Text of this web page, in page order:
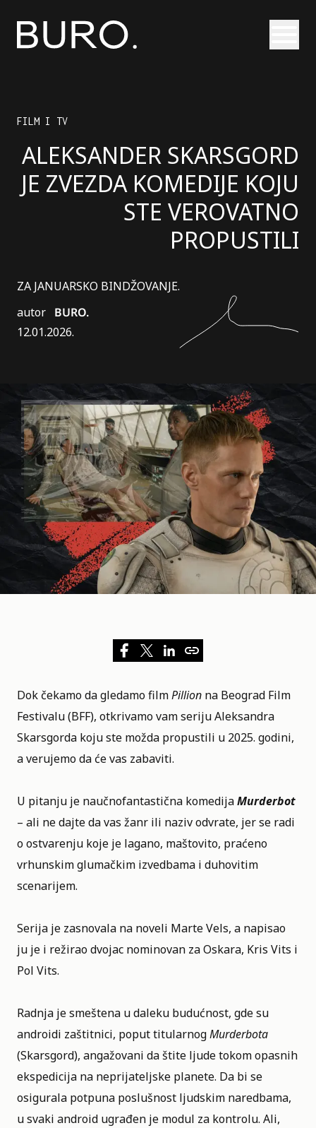
FILM I TV
ALEKSANDER SKARSGORD
JE ZVEZDA KOMEDIJE KOJU
STE VEROVATNO
PROPUSTILI
ZA JANUARSKO BINDŽOVANJE.
autor BURO.
12.01.2026.
Dok čekamo da gledamo filmPillion na Beograd Film
Festivalu (BFF), otkrivamo vam seriju Aleksandra
Skarsgorda koju ste možda propustili u 2025. godini,
a verujemo da će vas zabaviti.
U pitanju je naučnofantastična komedijaMurderbot
– ali ne dajte da vas žanr ili naziv odvrate, jer se radi
o ostvarenju koje je lagano, maštovito, praćeno
vrhunskim glumačkim izvedbama i duhovitim
scenarijem.
Serija je zasnovala na noveli Marte Vels, a napisao
ju je i režirao dvojac nominovan za Oskara, Kris Vits i
Pol Vits.
Radnja je smeštena u daleku budućnost, gde su
androidi zaštitnici, poput titularnogMurderbota
(Skarsgord), angažovani da štite ljude tokom opasnih
ekspedicija na neprijateljske planete. Da bi se
osigurala potpuna poslušnost ljudskim naredbama,
u svaki android ugrađen je modul za kontrolu. Ali,